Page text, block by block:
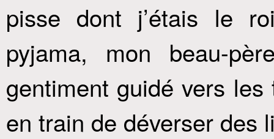
pisse dont j’étais le
pyjama, mon beau-
gentiment guidé vers
en train de déverser des